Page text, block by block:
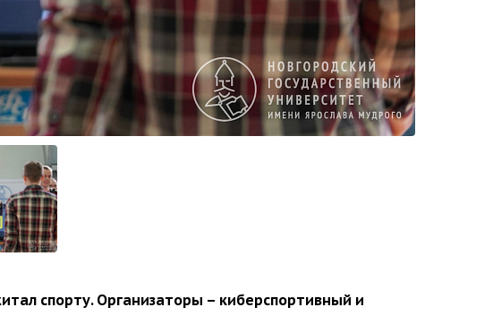
спорту. Организаторы – киберспортивный и